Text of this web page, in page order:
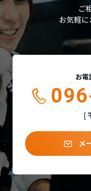
ご
お気軽に
お
メ